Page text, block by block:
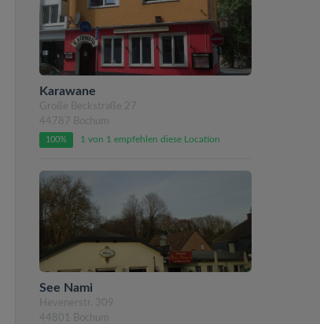
Karawane
Große Beckstraße 27
44787 Bochum
100% 1 von 1 empfehlen diese Location
See Nami
Hevenerstr. 309
44801 Bochum